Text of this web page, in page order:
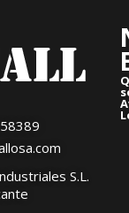
S.L.